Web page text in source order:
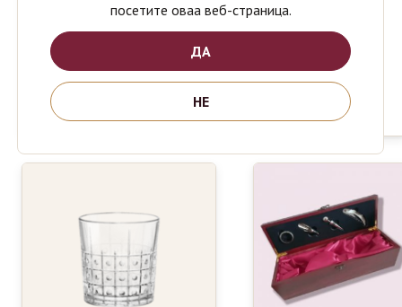
BORMIOLI
ROCCO
BARTENDER
whiskey SET
1890ден
749
посетите оваа веб-страница.
ДА
НЕ